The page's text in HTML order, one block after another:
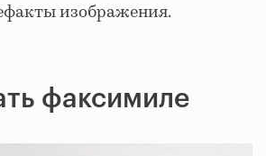
изображения.
факсимиле